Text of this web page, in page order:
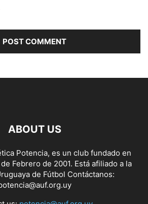
ABOUT US
Potencia, es un club fundado en
Febrero de 2001. Está afiliado a la
de Fútbol Contáctanos: